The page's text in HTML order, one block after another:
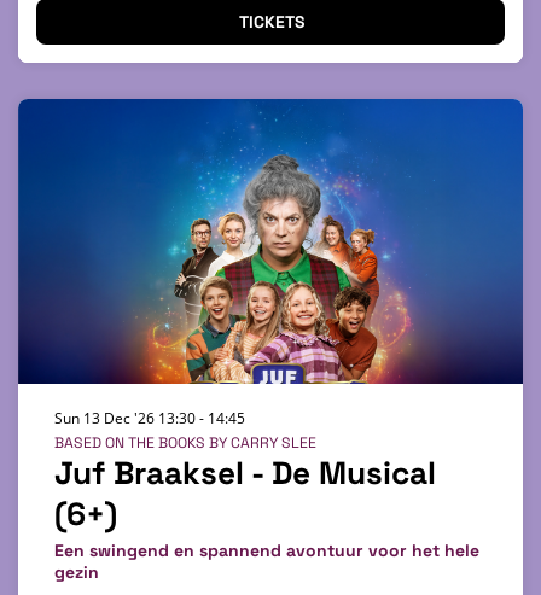
TICKETS
Juf Braaksel - De Musical
(6+)
Een swingend en spannend avontuur voor het hele
gezin
BASED ON THE BOOKS BY CARRY SLEE
Sun 13 Dec '26 13:30 - 14:45